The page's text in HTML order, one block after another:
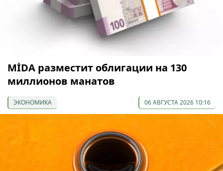
МİDA разместит облигации на 130
миллионов манатов
ЭКОНОМИКА 06 АВГУСТА 2026 10:16